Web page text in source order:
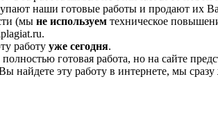
наши готовые работы и продают их
(мы не используем техническое
работу уже сегодня.
готовая работа, но на сайте
найдете эту работу в интернете, мы